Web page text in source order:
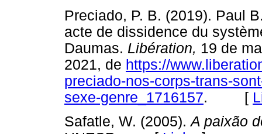
Preciado, P. B. (2019). Paul
acte de dissidence du
Daumas. Libération, 19 de
2021, de https://
preciado-nos-corps-trans-
sexe-genre_1716157. [
Safatle, W. (2005).A paixão